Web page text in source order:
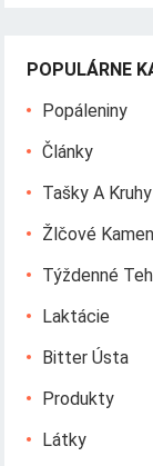
POPULÁRNE
Popáleniny
Články
Tašky A
Žlčové
Týždenné
Laktácie
Bitter Ústa
Produkty
Látky